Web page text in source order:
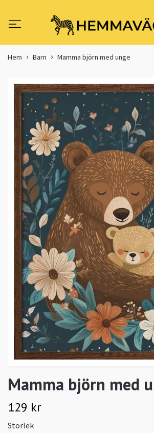
Hem Barn Mamma björn med unge
Mamma björn med
129 kr
Storlek